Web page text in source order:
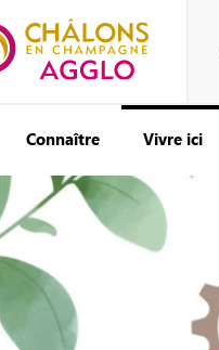
Connaître Vivre ici